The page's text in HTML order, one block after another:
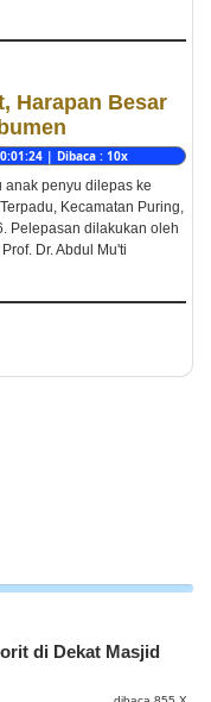
Harapan Besar
| Dibaca : 10x
anak penyu dilepas ke
Kecamatan Puring,
Pelepasan dilakukan oleh
Dr. Abdul Mu'ti
di Dekat Masjid